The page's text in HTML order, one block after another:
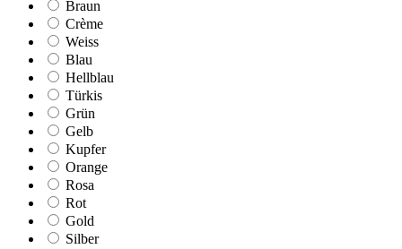
Braun
Crème
Weiss
Blau
Hellblau
Türkis
Grün
Gelb
Kupfer
Orange
Rosa
Rot
Gold
Silber